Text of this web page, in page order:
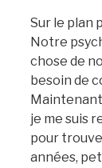
Sur le plan
Notre
chose de
besoin de
je me suis
pour
années,